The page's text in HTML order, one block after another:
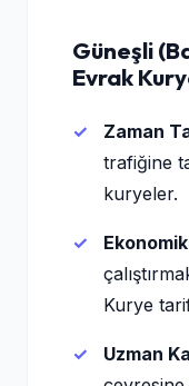
Güneşli
Evrak
Zaman
trafiğine
kuryeler.
Kurye
Uzman